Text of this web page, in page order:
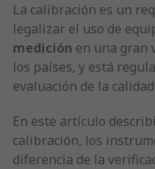
La calibración es un
legalizar el uso de
medición en una gran
los países, y está
evaluación de la
En este artículo
calibración, los
diferencia de la